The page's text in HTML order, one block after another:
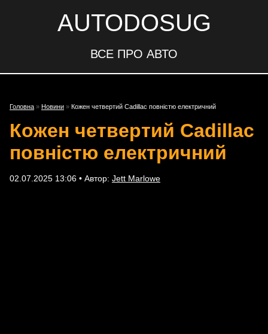
AUTODOSUG
ВСЕ ПРО АВТО
Головна » Новини » Кожен четвертий Cadillac повністю електричний
Кожен четвертий Cadillac
повністю електричний
02.07.2025 13:06 • Автор: Jett Marlowe